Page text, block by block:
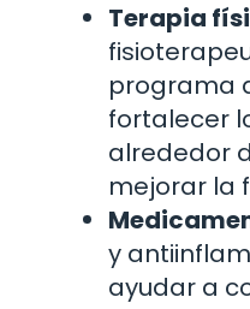
Terapia
programa
fortalecer
alrededor
mejorar la
y
ayudar a